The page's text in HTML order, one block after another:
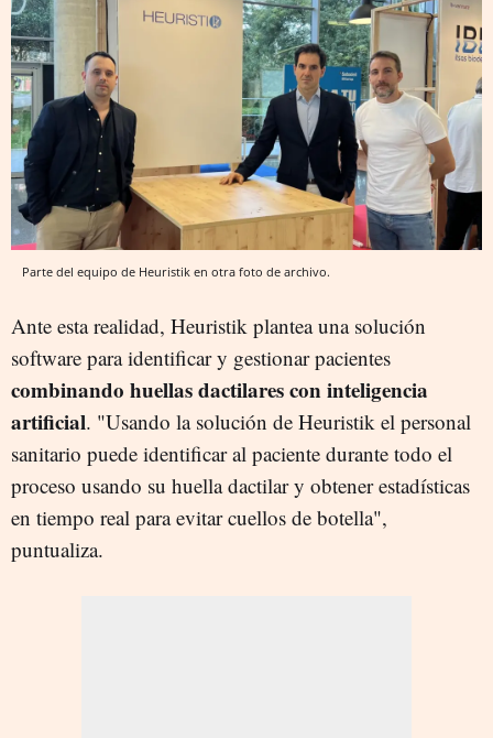
Parte del equipo de Heuristik en otra foto de archivo.
Ante esta realidad, Heuristik plantea una solución
software para identificar y gestionar pacientes
combinando huellas dactilares con inteligencia
artificial. "Usando la solución de Heuristik el personal
sanitario puede identificar al paciente durante todo el
proceso usando su huella dactilar y obtener estadísticas
en tiempo real para evitar cuellos de botella",
puntualiza.